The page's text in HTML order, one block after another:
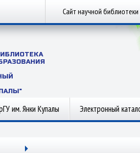
Сайт научной библиотеки
им. Янки Купалы Электронный